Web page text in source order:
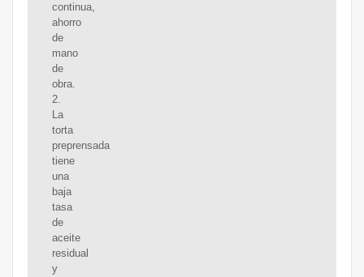
continua,
ahorro
de
mano
de
obra.
2.
La
torta
preprensada
tiene
una
baja
tasa
de
aceite
residual
y